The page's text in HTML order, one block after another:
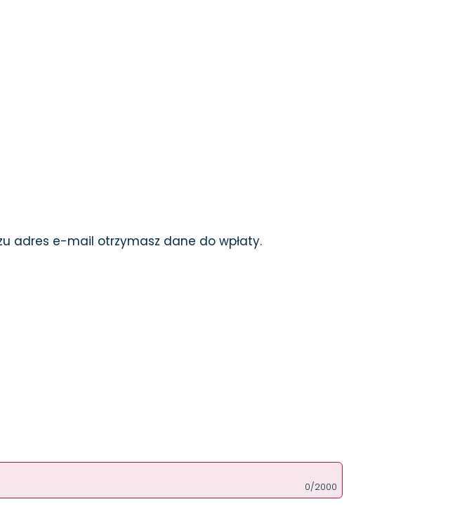
adres e-mail otrzymasz dane do wpłaty.
0/2000